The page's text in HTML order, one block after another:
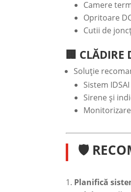
Camere
Opritoare
Cutii de
🏢 CLĂDIRE
Soluție
Sistem
Sirene și
🛡️
Planifică